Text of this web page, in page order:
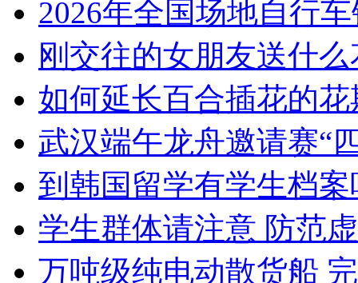
2026年全国场地自行
刚交往的女朋友送什
如何延长百合插花的花
武汉端午龙舟邀请赛“
到韩国留学有学生档案
学生群体请注意 防范
万吨级纯电动散货船